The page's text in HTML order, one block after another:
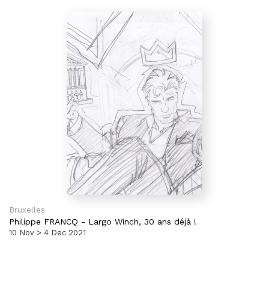
Bruxelles
Philippe FRANCQ - Largo Winch, 30 ans déjà !
10 Nov > 4 Dec 2021